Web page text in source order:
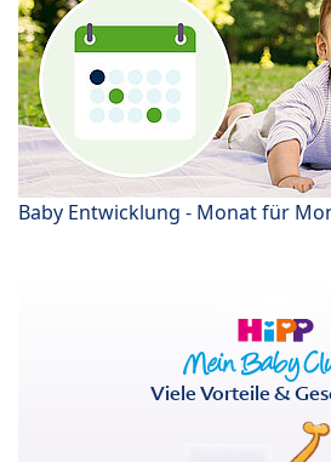
Baby Entwicklung - Monat für
Viele Vorteile &